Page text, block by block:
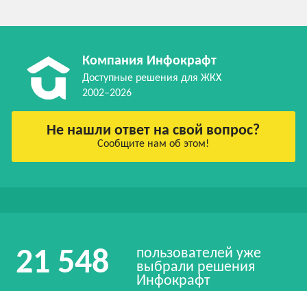
Компания Инфокрафт
Доступные решения для ЖКХ
2002–2026
Не нашли ответ на свой вопрос?
Сообщите нам об этом!
21 548
пользователей уже
выбрали решения
Инфокрафт